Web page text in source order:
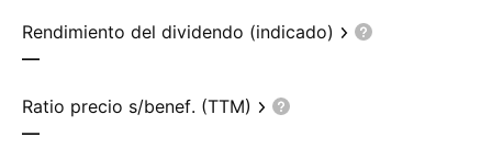
Rendimiento del dividendo (indicado)
—
Ratio precio s/benef. (TTM)
—